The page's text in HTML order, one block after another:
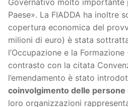
Paese». La FIADDA ha inoltre
copertura economica del
milioni di euro) è stata
l’Occupazione e la Formazione
contrasto con la citata
l’emendamento è stato
coinvolgimento delle persone
loro organizzazioni